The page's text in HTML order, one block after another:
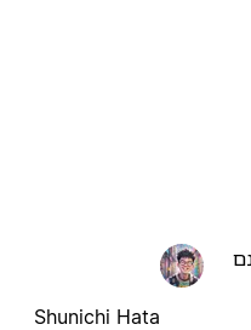
Shunichi Hata